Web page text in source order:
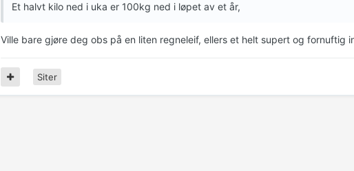
Et halvt kilo ned i uka er 100kg ned i løpet av et år,
Ville bare gjøre deg obs på en liten regneleif, ellers et helt supert og fornuftig
Siter